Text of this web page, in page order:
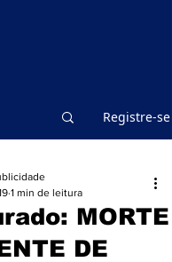
Registre-se
MORTE
DE
1 min de leitura